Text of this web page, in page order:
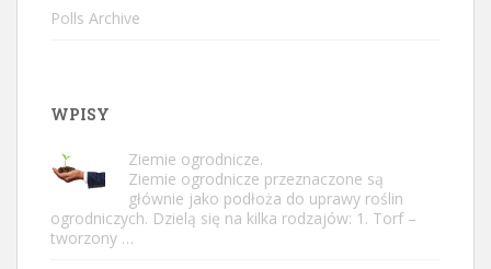
Polls Archive
WPISY
Ziemie ogrodnicze.
Ziemie ogrodnicze przeznaczone są
głównie jako podłoża do uprawy roślin
ogrodniczych. Dzielą się na kilka rodzajów: 1. Torf –
tworzony …